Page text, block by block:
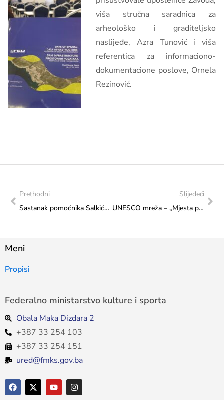
viša stručna saradnica za
arheološko i graditeljsko
naslijeđe, Azra Tunović i viša
referentica za informaciono-
dokumentacione poslove, Ornela
Rezinović.
Prethodni
Sastanak pomoćnika Salkića sa direktorom JU Narodna biblioteka Mostar, Omerom Mičijevićem
Slijedeći
UNESCO mreža – „Mjesta povijesti i pamćenja povezana s porobljavanjem i trgovinom robljem”
Meni
Propisi
Federalno ministarstvo kulture i sporta
Obala Maka Dizdara 2
+387 33 254 103
+387 33 254 151
ured@fmks.gov.ba